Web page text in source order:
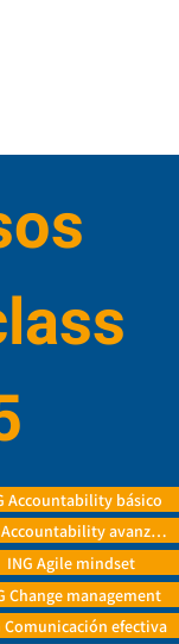
Accountability básico
ING Accountability avanzado
ING Agile mindset
Change management
Comunicación efectiva